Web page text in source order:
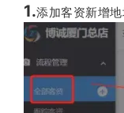
1.添加客资新增